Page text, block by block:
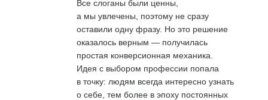
Все слоганы были ценны,
а мы увлечены, поэтому не сразу
оставили одну фразу. Но это решение
оказалось верным — получилась
простая конверсионная механика.
Идея с выбором профессии попала
в точку: людям всегда интересно узнать
о себе, тем более в эпоху постоянных